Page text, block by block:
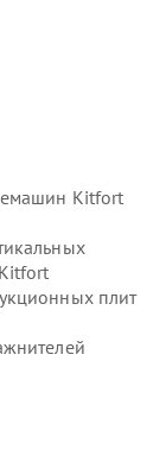
Kitfort
плит